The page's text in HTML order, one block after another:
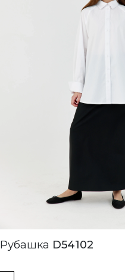
Рубашка D54102